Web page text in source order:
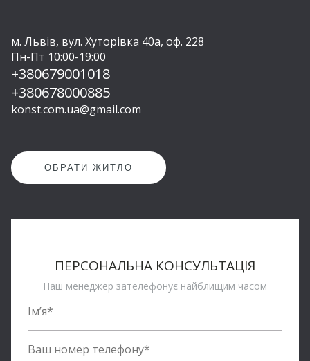
м. Львів, вул. Хуторівка 40а, оф. 228
Пн-Пт 10:00-19:00
+380679001018
+380678000885
konst.com.ua@gmail.com
OБРАТИ ЖИТЛО
ПЕРСОНАЛЬНА КОНСУЛЬТАЦІЯ
Наш менеджер зателефонує найблищим часом